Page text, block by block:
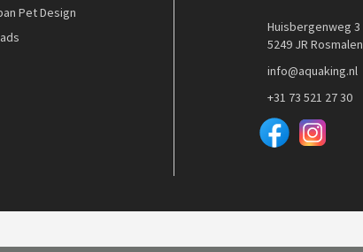
Pet Design
Huisbergenweg 3
5249 JR Rosmalen
info@aquaking.nl
+31 73 521 27 30